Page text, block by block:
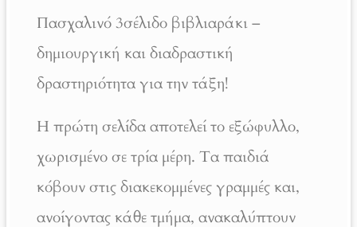
Πασχαλινό 3σέλιδο βιβλιαράκι –
δημιουργική και διαδραστική
δραστηριότητα για την τάξη!
Η πρώτη σελίδα αποτελεί το εξώφυλλο,
χωρισμένο σε τρία μέρη. Τα παιδιά
κόβουν στις διακεκομμένες γραμμές και,
ανοίγοντας κάθε τμήμα, ανακαλύπτουν